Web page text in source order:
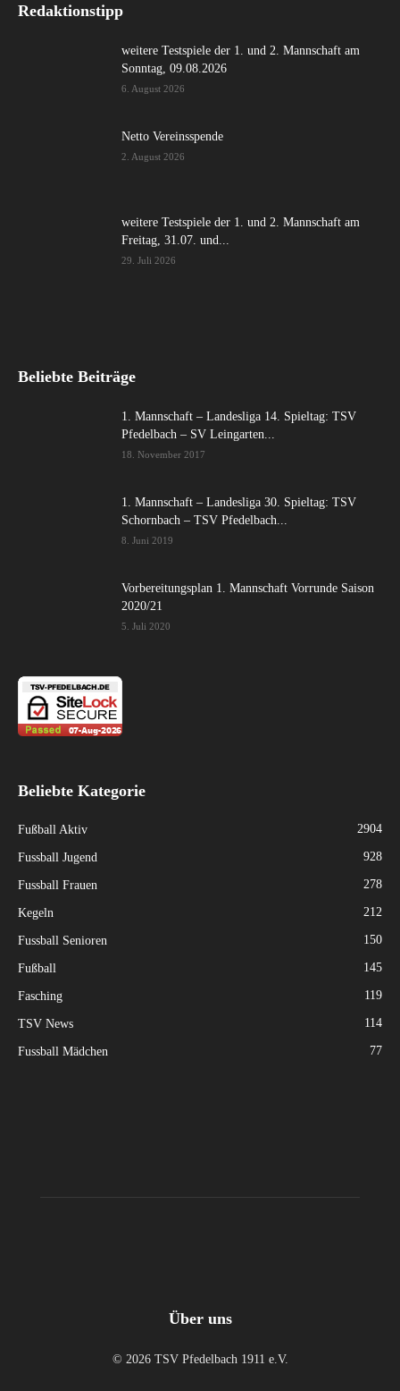
Redaktionstipp
weitere Testspiele der 1. und 2. Mannschaft am
Sonntag, 09.08.2026
6. August 2026
Netto Vereinsspende
2. August 2026
weitere Testspiele der 1. und 2. Mannschaft am
Freitag, 31.07. und...
29. Juli 2026
Beliebte Beiträge
1. Mannschaft – Landesliga 14. Spieltag: TSV
Pfedelbach – SV Leingarten...
18. November 2017
1. Mannschaft – Landesliga 30. Spieltag: TSV
Schornbach – TSV Pfedelbach...
8. Juni 2019
Vorbereitungsplan 1. Mannschaft Vorrunde Saison
2020/21
5. Juli 2020
Beliebte Kategorie
Fußball Aktiv 2904
Fussball Jugend 928
Fussball Frauen 278
Kegeln 212
Fussball Senioren 150
Fußball 145
Fasching 119
TSV News 114
Fussball Mädchen 77
Über uns
© 2026 TSV Pfedelbach 1911 e.V.